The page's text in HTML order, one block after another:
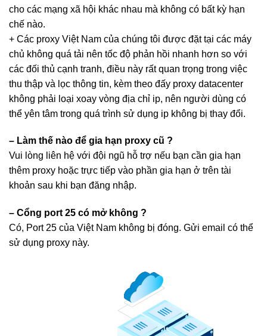
cho các mạng xã hội khác nhau mà không có bất kỳ hạn
chế nào.
+ Các proxy Việt Nam của chúng tôi được đặt tại các máy
chủ không quá tải nên tốc độ phản hồi nhanh hơn so với
các đối thủ cạnh tranh, điều này rất quan trọng trong việc
thu thập và lọc thông tin, kèm theo đấy proxy datacenter
không phải loại xoay vòng địa chỉ ip, nên người dùng có
thể yên tâm trong quá trình sử dụng ip không bị thay đổi.
– Làm thế nào để gia hạn proxy cũ ?
Vui lòng liên hệ với đội ngũ hỗ trợ nếu bạn cần gia hạn
thêm proxy hoặc trực tiếp vào phần gia hạn ở trên tài
khoản sau khi bạn đăng nhập.
– Cổng port 25 có mở không ?
Có, Port 25 của Việt Nam không bị đóng. Gửi email có thể
sử dụng proxy này.